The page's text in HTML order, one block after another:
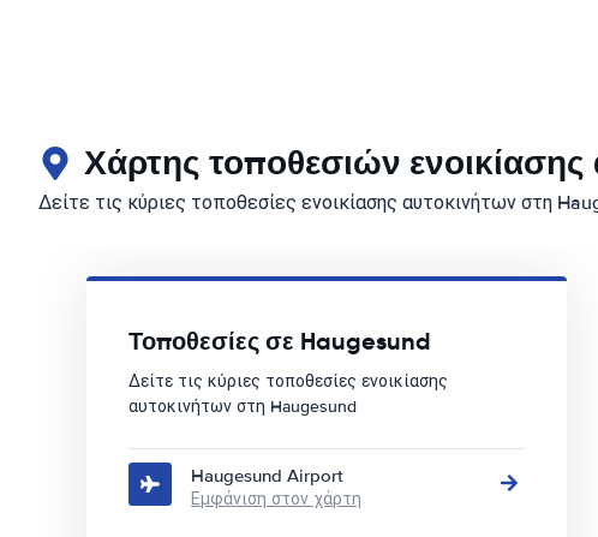
Χάρτης τοποθεσιών
Δείτε τις κύριες τοποθεσίες ενοικίασης αυτοκινήτων στη
Τοποθεσίες σε Haugesund
Δείτε τις κύριες τοποθεσίες ενοικίασης
αυτοκινήτων στη Haugesund
Haugesund Airport
Εμφάνιση στον χάρτη